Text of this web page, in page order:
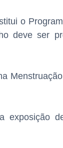
o
deve ser
exposição